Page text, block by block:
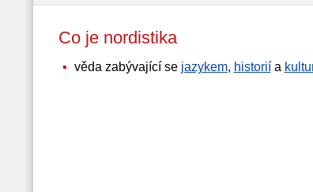
Co je nordistika
věda zabývající se jazykem, historiía